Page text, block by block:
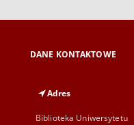
DANE KONTAKTOWE
Adres
Biblioteka Uniwersytetu